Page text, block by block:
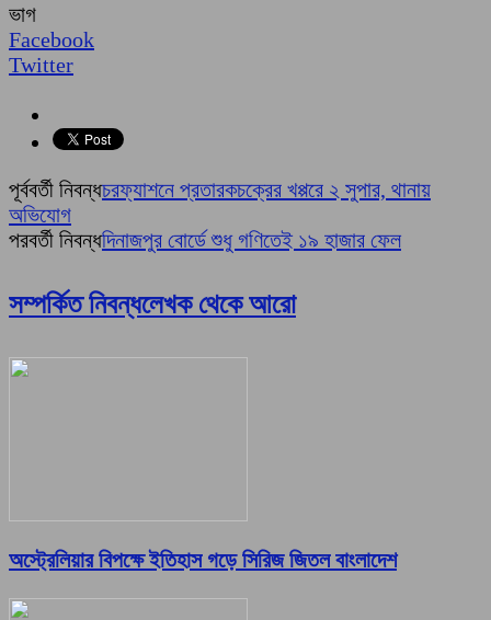
ভাগ
Facebook
Twitter
পূর্ববর্তী নিবন্ধচরফ্যাশনে প্রতারকচক্রের খপ্পরে ২ সুপার, থানায়
অভিযোগ
পরবর্তী নিবন্ধদিনাজপুর বোর্ডে শুধু গণিতেই ১৯ হাজার ফেল
সম্পর্কিত নিবন্ধলেখক থেকে আরো
অস্ট্রেলিয়ার বিপক্ষে ইতিহাস গড়ে সিরিজ জিতল বাংলাদেশ